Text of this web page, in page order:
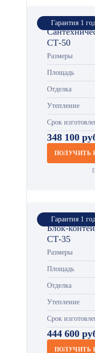
Гарантия 1
СТ-50
Размеры
Площадь
Отделка
Утепление
Срок
348 100
ПОЛУЧИТЬ
Гарантия 1
Блок-
СТ-35
Размеры
Площадь
Отделка
Утепление
Срок
444 600
ПОЛУЧИТЬ